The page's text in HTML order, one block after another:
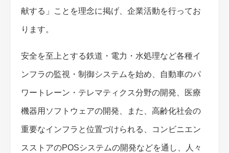
献する」ことを理念に掲げ、企業活動を行ってお
ります。
安全を至上とする鉄道・電力・水処理など各種イ
ンフラの監視・制御システムを始め、自動車のパ
ワートレーン・テレマティクス分野の開発、医療
機器用ソフトウェアの開発、また、高齢化社会の
重要なインフラと位置づけられる、コンビニエン
スストアのPOSシステムの開発などを通し、人々